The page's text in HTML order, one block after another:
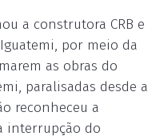
a construtora CRB e
por meio da
as obras do
paralisadas desde a
reconheceu a
interrupção do